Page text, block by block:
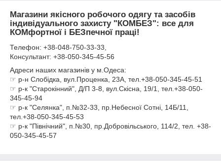
Магазини якісного робочого одягу та засобів
індивідуального захисту "КОМБЕЗ": все для
КОМфортної і БЕЗпечної праці!
Телефон: +38-048-750-33-33,
Консультант: +38-050-345-45-56
Адреси наших магазинів у м.Одеса:
☞ р-н Слобідка, вул.Проценка, 23А, тел.+38-050-345-45-51
☞ р-к "Старокінний", Д/П 3-8, вул.Скісна, 19/1, тел.+38-050-
345-45-94
☞ р-к "Селянка", п.№32-33, пр.Небесної Сотні, 14Б/11,
тел.+38-050-345-45-53
☞ р-к "Північний", п.№30, пр.Добровільського, 114/2, тел. +38-
050-345-45-57